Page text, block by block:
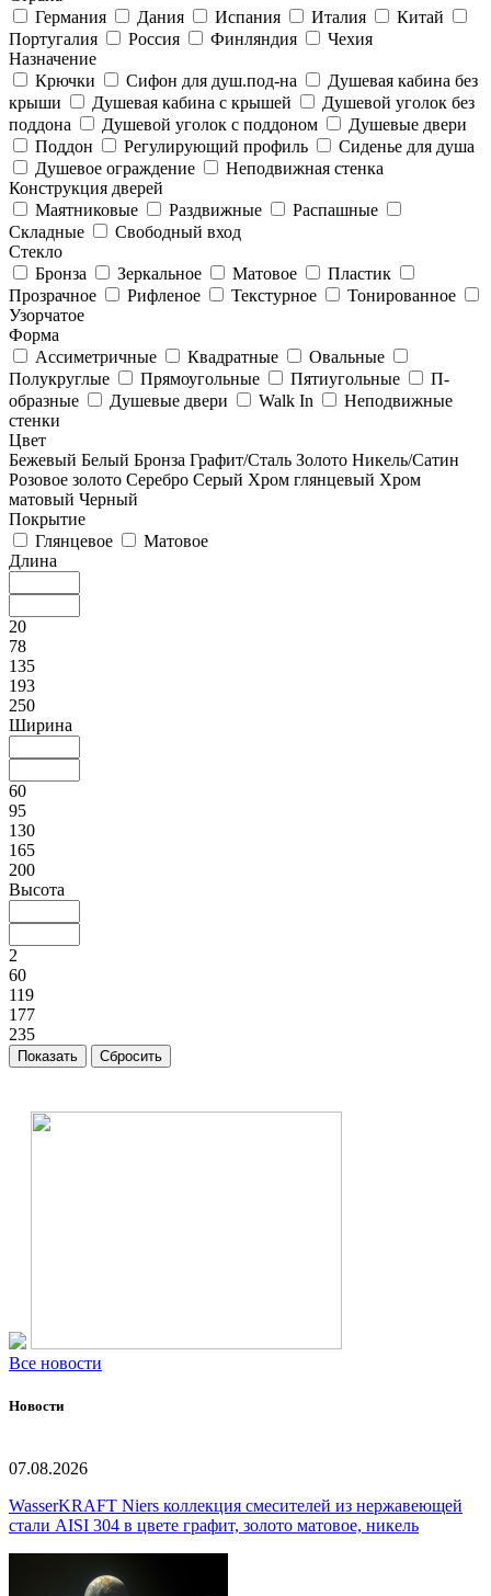
Германия
Дания Испания Италия
Китай
Португалия
Россия Финляндия
Чехия
Назначение
Крючки
Сифон для душ.под-на
Душевая кабина без
крыши
Душевая кабина с крышей
Душевой уголок без
поддона
Душевой уголок с поддоном
Душевые двери
Поддон
Регулирующий профиль
Сиденье для душа
Душевое ограждение
Неподвижная стенка
Конструкция дверей
Маятниковые
Раздвижные
Распашные
Складные
Свободный вход
Стекло
Бронза
Зеркальное Матовое
Пластик
Прозрачное
Рифленое Текстурное
Тонированное
Узорчатое
Форма
Ассиметричные
Квадратные
Овальные
Полукруглые
Прямоугольные Пятиугольные
П-
образные
Душевые двери Walk In
Неподвижные
стенки
Цвет
Бежевый Белый Бронза Графит/Сталь Золото Никель/Сатин
Розовое золото Серебро Серый Хром глянцевый Хром
матовый Черный
Покрытие
Глянцевое
Матовое
Длина
20
78
135
193
250
Ширина
60
95
130
165
200
Высота
2
60
119
177
235
Все новости
Новости
07.08.2026
WasserKRAFT Niers коллекция смесителей из нержавеющей
стали AISI 304 в цвете графит, золото матовое, никель